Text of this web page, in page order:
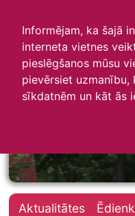
Informējam, ka šajā
interneta vietnes
pieslēgšanos mūsu
pievērsiet
sīkdatnēm un kāt ās
Aktualitātes